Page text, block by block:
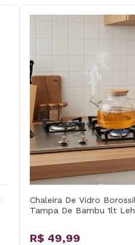
Chaleira De Vidro
Tampa De Bambu 1lt
R$ 49,99